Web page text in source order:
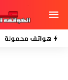
هواتف محمولة